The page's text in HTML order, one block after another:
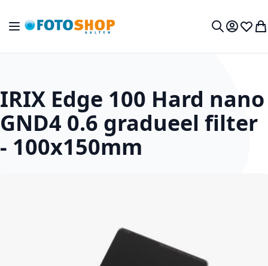
Toggle Nav
Mijn
IRIX Edge 100 Hard nano
GND4 0.6 gradueel filter
- 100x150mm